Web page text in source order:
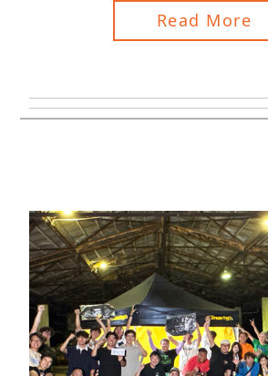
Read More